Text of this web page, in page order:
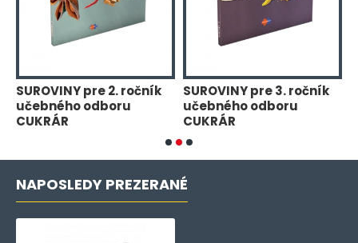
SUROVINY pre 2. ročník
učebného odboru
CUKRÁR
SUROVINY pre 3. ročník
učebného odboru
CUKRÁR
NAPOSLEDY PREZERANÉ